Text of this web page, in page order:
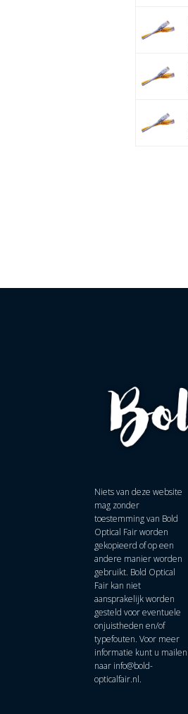
Niets van deze website
mag zonder
toestemming van Bold
Optical Fair worden
gekopieerd of op een
andere manier worden
gebruikt. Bold Optical
Fair kan niet
aansprakelijk worden
gesteld voor eventuele
onjuistheden en/of
typefouten. Voor meer
informatie kunt u mailen
naar info@bold-
opticalfair.nl.